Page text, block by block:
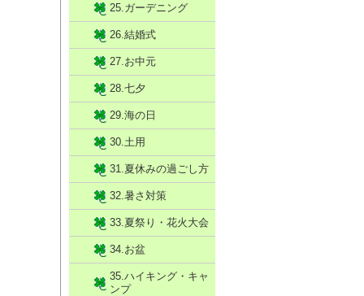
25.ガーデニング
26.結婚式
27.お中元
28.七夕
29.海の日
30.土用
31.夏休みの過ごし方
32.暑さ対策
33.夏祭り・花火大会
34.お盆
35.ハイキング・キャ
ンプ